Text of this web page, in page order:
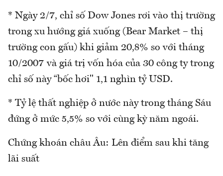
* Ngày 2/7, chỉ số Dow Jones rơi vào thị trường
trong xu hướng giá xuống (Bear Market – thị
trường con gấu) khi giảm 20,8% so với tháng
10/2007 và giá trị vốn hóa của 30 công ty trong
chỉ số này “bốc hơi" 1,1 nghìn tỷ USD.
* Tỷ lệ thất nghiệp ở nước này trong tháng Sáu
đứng ở mức 5,5% so với cùng kỳ năm ngoái.
Chứng khoán châu Âu: Lên điểm sau khi tăng
lãi suất